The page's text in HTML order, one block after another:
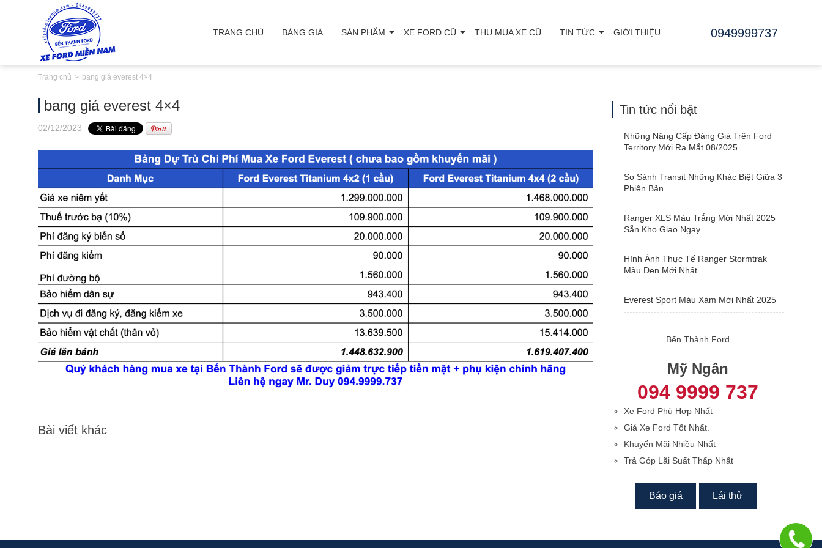
TRANG CHỦ BẢNG GIÁ SẢN PHẨM XE FORD CŨ THU MUA XE CŨ TIN TỨC GIỚI THIỆU 0949999737
Trang chủ bang giá everest 4×4
bang giá everest 4×4
02/12/2023
Bài viết khác
Tin tức nổi bật
Những Nâng Cấp Đáng Giá Trên Ford
Territory Mới Ra Mắt 08/2025
So Sánh Transit Những Khác Biệt Giữa 3
Phiên Bản
Ranger XLS Màu Trắng Mới Nhất 2025
Sẵn Kho Giao Ngay
Hình Ảnh Thực Tế Ranger Stormtrak
Màu Đen Mới Nhất
Everest Sport Màu Xám Mới Nhất 2025
Bến Thành Ford
Mỹ Ngân
094 9999 737
Xe Ford Phù Hợp Nhất
Giá Xe Ford Tốt Nhất.
Khuyến Mãi Nhiều Nhất
Trả Góp Lãi Suất Thấp Nhất
Báo giá Lái thử